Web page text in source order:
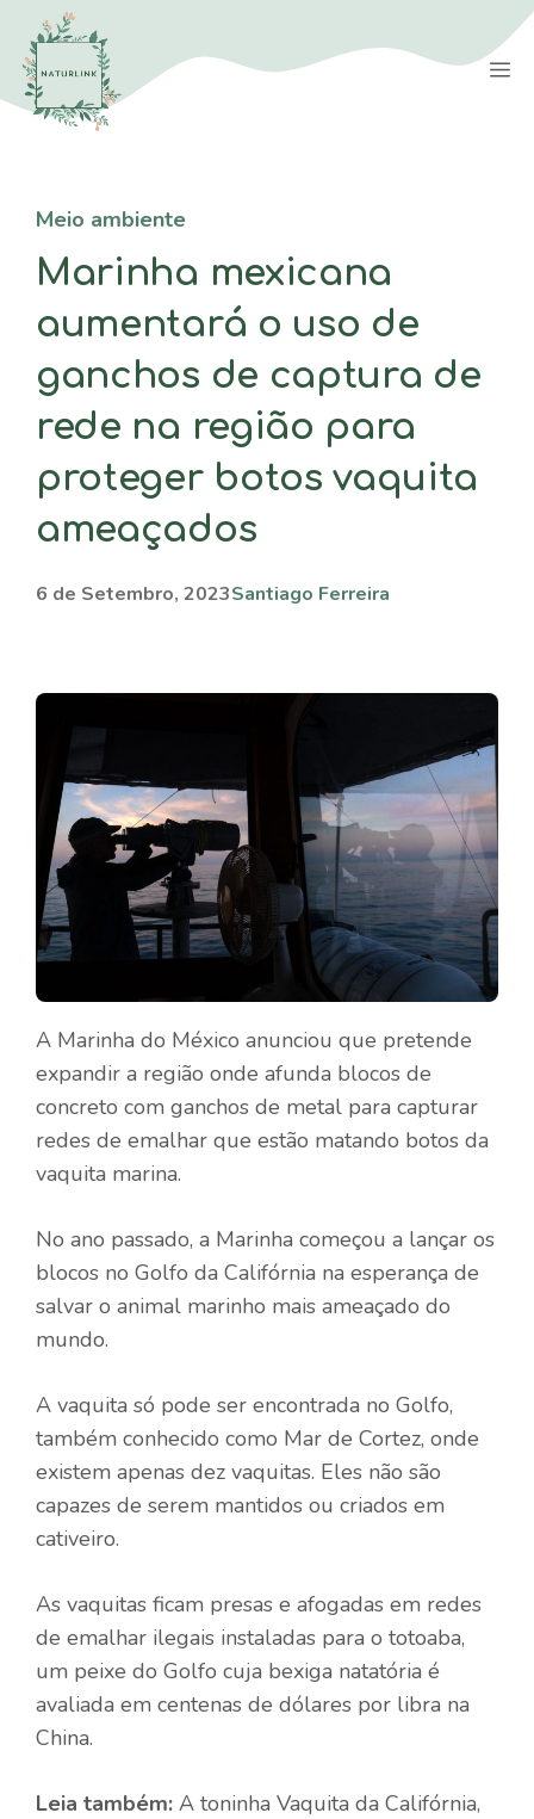
Saltar
para
conteúdo
Meio ambiente
Marinha mexicana
aumentará o uso de
ganchos de captura de
rede na região para
proteger botos vaquita
ameaçados
6 de Setembro, 2023Santiago Ferreira
A Marinha do México anunciou que pretende
expandir a região onde afunda blocos de
concreto com ganchos de metal para capturar
redes de emalhar que estão matando botos da
vaquita marina.
No ano passado, a Marinha começou a lançar os
blocos no Golfo da Califórnia na esperança de
salvar o animal marinho mais ameaçado do
mundo.
A vaquita só pode ser encontrada no Golfo,
também conhecido como Mar de Cortez, onde
existem apenas dez vaquitas. Eles não são
capazes de serem mantidos ou criados em
cativeiro.
As vaquitas ficam presas e afogadas em redes
de emalhar ilegais instaladas para o totoaba,
um peixe do Golfo cuja bexiga natatória é
avaliada em centenas de dólares por libra na
China.
Leia também: A toninha Vaquita da Califórnia,